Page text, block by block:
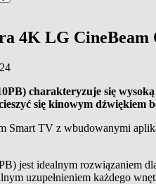
4K LG CineBeam
charakteryzuje się
się kinowym dźwiękiem
Smart TV z wbudowanymi
jest idealnym rozwiązaniem
uzupełnieniem każdego